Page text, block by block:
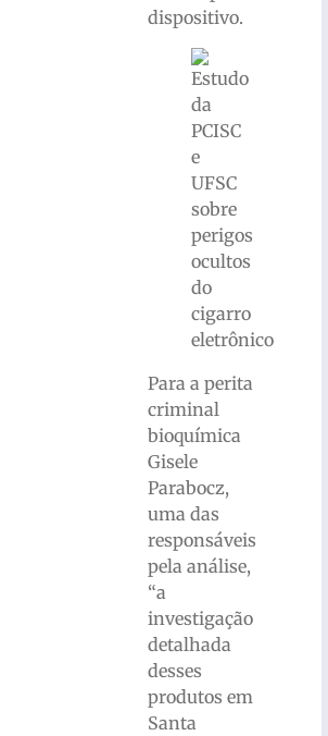
dispositivo.
Para a perita
criminal
bioquímica
Gisele
Parabocz,
uma das
responsáveis
pela análise,
“a
investigação
detalhada
desses
produtos em
Santa